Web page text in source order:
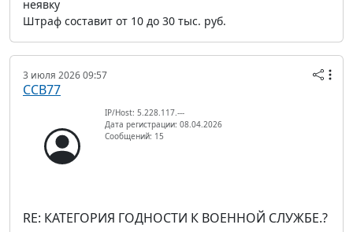
неявку
Штраф составит от 10 до 30 тыс. руб.
3 июля 2026 09:57
ССВ77
IP/Host: 5.228.117.---
Дата регистрации: 08.04.2026
Сообщений: 15
RE: КАТЕГОРИЯ ГОДНОСТИ К ВОЕННОЙ СЛУЖБЕ.?